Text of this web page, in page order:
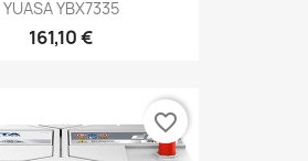
YUASA YBX7335
161,10 €
favorite_border